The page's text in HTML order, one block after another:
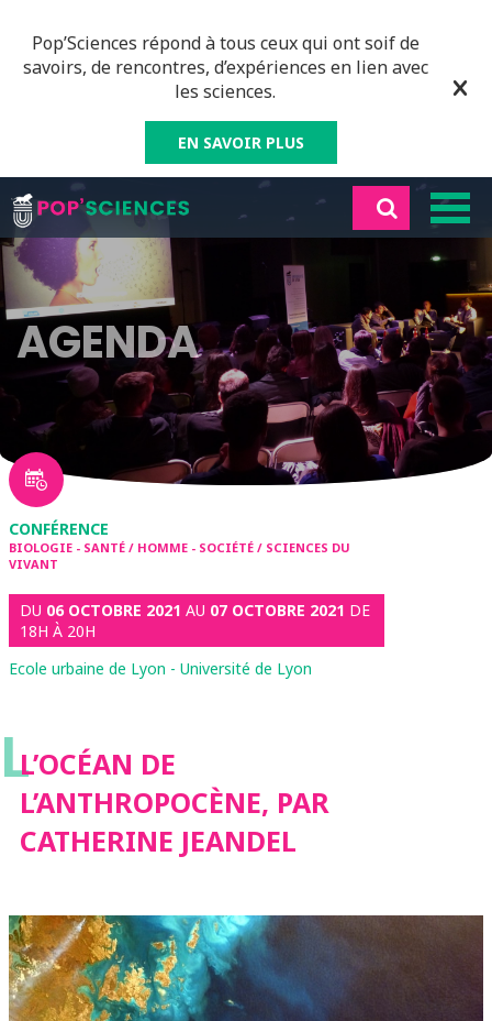
Pop’Sciences répond à tous ceux qui ont soif de
savoirs, de rencontres, d’expériences en lien avec
les sciences.
EN SAVOIR PLUS
AGENDA
CONFÉRENCE
BIOLOGIE - SANTÉ / HOMME - SOCIÉTÉ / SCIENCES DU
VIVANT
DU 06 OCTOBRE 2021 AU 07 OCTOBRE 2021 DE
18H À 20H
Ecole urbaine de Lyon - Université de Lyon
LL’OCÉAN DE
L’ANTHROPOCÈNE, PAR
CATHERINE JEANDEL